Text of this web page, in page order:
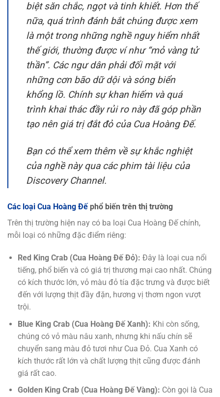
biệt săn chắc, ngọt và tinh khiết. Hơn thế
nữa, quá trình đánh bắt chúng được xem
là một trong những nghề nguy hiểm nhất
thế giới, thường được ví như “mỏ vàng tử
thần”. Các ngư dân phải đối mặt với
những cơn bão dữ dội và sóng biển
khổng lồ. Chính sự khan hiếm và quá
trình khai thác đầy rủi ro này đã góp phần
tạo nên giá trị đắt đỏ của Cua Hoàng Đế.
Bạn có thể xem thêm về sự khắc nghiệt
của nghề này qua các phim tài liệu của
Discovery Channel.
Các loại Cua Hoàng Đế phổ biến trên thị trường
Trên thị trường hiện nay có ba loại Cua Hoàng Đế chính,
mỗi loại có những đặc điểm riêng:
Red King Crab (Cua Hoàng Đế Đỏ): Đây là loại cua nổi
tiếng, phổ biến và có giá trị thương mại cao nhất. Chúng
có kích thước lớn, vỏ màu đỏ tía đặc trưng và được biết
đến với lượng thịt đầy đặn, hương vị thơm ngon vượt
trội.
Blue King Crab (Cua Hoàng Đế Xanh): Khi còn sống,
chúng có vỏ màu nâu xanh, nhưng khi nấu chín sẽ
chuyển sang màu đỏ tươi như Cua Đỏ. Cua Xanh có
kích thước rất lớn và chất lượng thịt cũng được đánh
giá rất cao.
Golden King Crab (Cua Hoàng Đế Vàng): Còn gọi là Cua